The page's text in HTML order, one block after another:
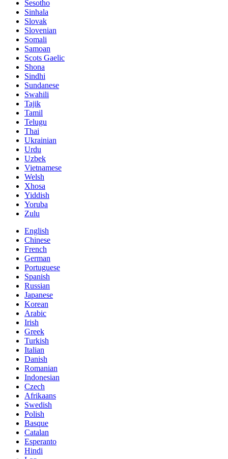
Sesotho
Sinhala
Slovak
Slovenian
Somali
Samoan
Scots Gaelic
Shona
Sindhi
Sundanese
Swahili
Tajik
Tamil
Telugu
Thai
Ukrainian
Urdu
Uzbek
Vietnamese
Welsh
Xhosa
Yiddish
Yoruba
Zulu
English
Chinese
French
German
Portuguese
Spanish
Russian
Japanese
Korean
Arabic
Irish
Greek
Turkish
Italian
Danish
Romanian
Indonesian
Czech
Afrikaans
Swedish
Polish
Basque
Catalan
Esperanto
Hindi